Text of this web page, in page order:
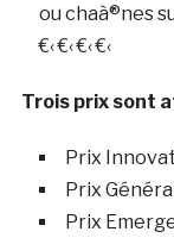
ou chaà®nes
€‹ €‹ €‹ €‹
Trois prix sont
Prix
Prix
Prix